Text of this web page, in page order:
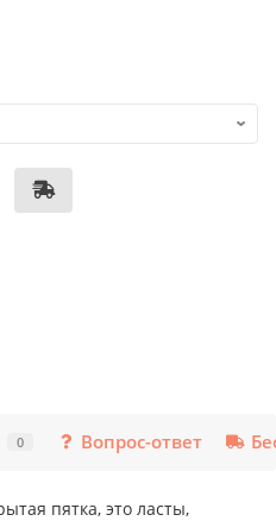
0 Вопрос-ответ
пятка, это ласты,